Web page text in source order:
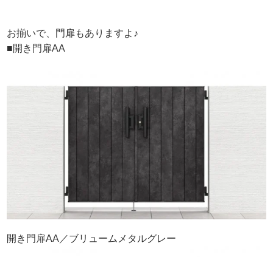
お揃いで、門扉もありますよ♪
■開き門扉AA
開き門扉AA／ブリュームメタルグレー